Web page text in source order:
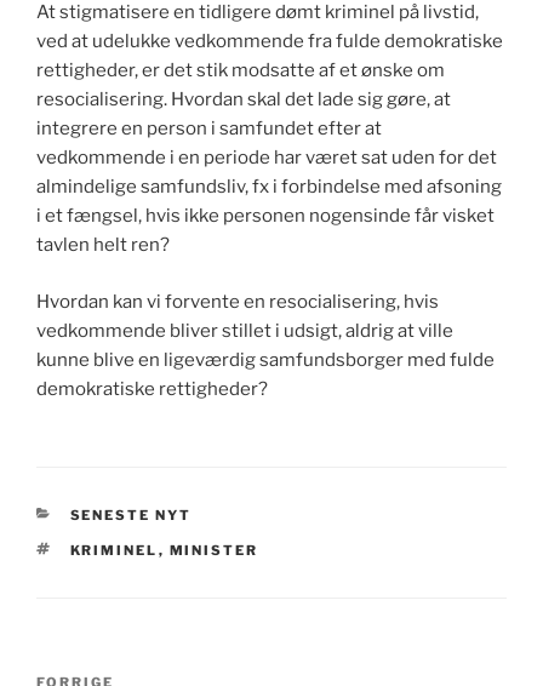
At stigmatisere en tidligere dømt kriminel på livstid,
ved at udelukke vedkommende fra fulde demokratiske
rettigheder, er det stik modsatte af et ønske om
resocialisering. Hvordan skal det lade sig gøre, at
integrere en person i samfundet efter at
vedkommende i en periode har været sat uden for det
almindelige samfundsliv, fx i forbindelse med afsoning
i et fængsel, hvis ikke personen nogensinde får visket
tavlen helt ren?
Hvordan kan vi forvente en resocialisering, hvis
vedkommende bliver stillet i udsigt, aldrig at ville
kunne blive en ligeværdig samfundsborger med fulde
demokratiske rettigheder?
KATEGORIER
SENESTE NYT
TAGS
KRIMINEL , MINISTER
Indlægsnavigation